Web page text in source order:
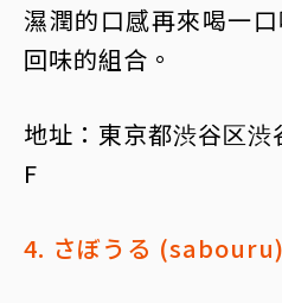
濕潤的口感再來喝一
回味的組合。
地址：東京都渋谷区
F
4. さぼうる (sabouru)